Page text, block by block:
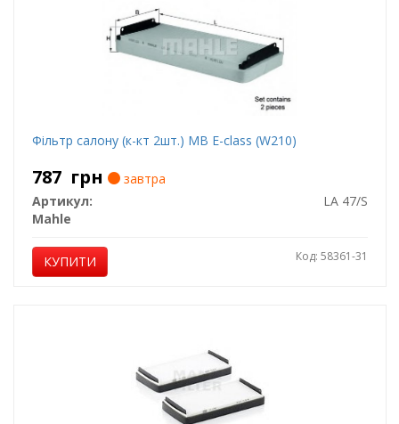
Фільтр салону (к-кт 2шт.) MB E-class (W210)
787 грн
завтра
Артикул:
LA 47/S
Mahle
КУПИТИ Код: 58361-31